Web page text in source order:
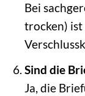
Bei
trocken)
Sind die
Ja, die